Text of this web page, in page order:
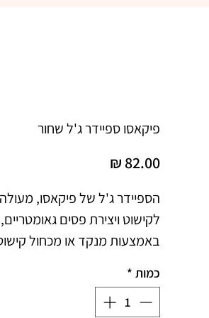
פיקאסו ספיידר ג'ל שחור
הספיידר ג'ל של פיקאסו, מעולה
לקישוט ויצירת פסים גאומטריים,
באמצעות מנקד או מכחול
כמות *